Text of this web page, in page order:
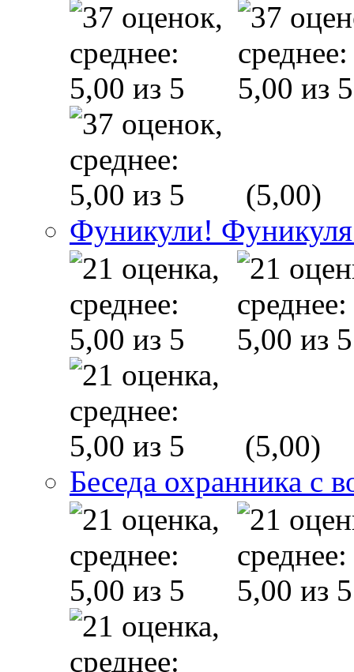
(5,00)
Фуникули!
(5,00)
Беседа охранника с